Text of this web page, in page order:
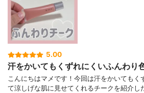
5.00
汗をかいてもくずれにくいふんわり
こんにちはマメです！今回は汗をかいてもく
て涼しげな肌に見せてくれるチークを紹介し